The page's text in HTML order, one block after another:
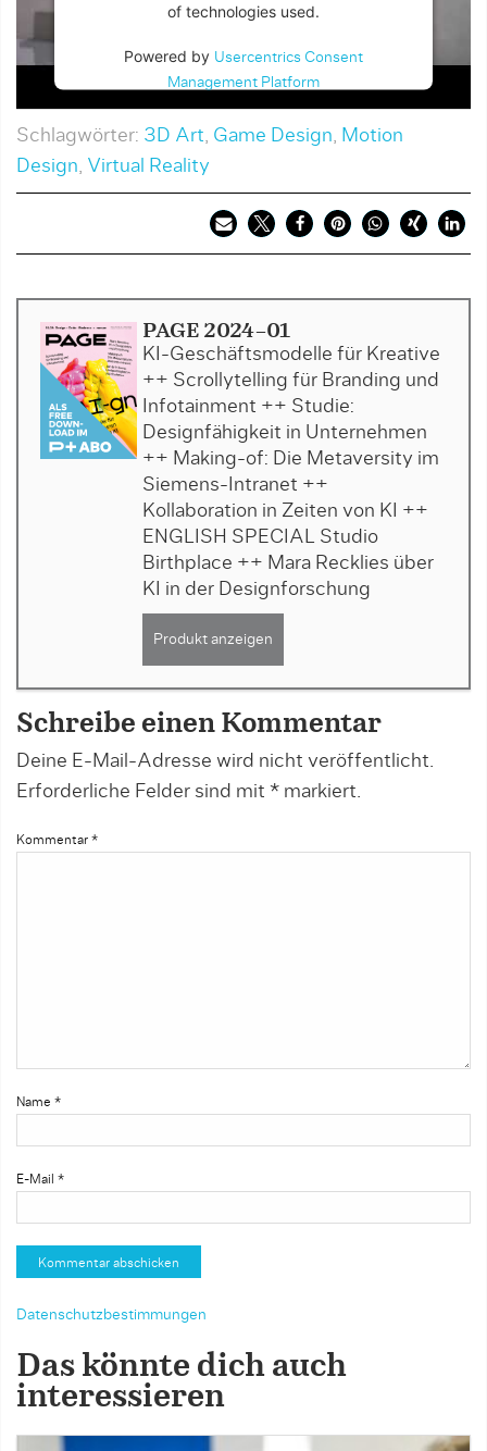
of technologies used.
Powered by Usercentrics Consent
Management Platform
Schlagwörter: 3D Art, Game Design, Motion
Design, Virtual Reality
PAGE 2024-01
KI-Geschäftsmodelle für Kreative
++ Scrollytelling für Branding und
Infotainment ++ Studie:
Designfähigkeit in Unternehmen
++ Making-of: Die Metaversity im
Siemens-Intranet ++
Kollaboration in Zeiten von KI ++
ENGLISH SPECIAL Studio
Birthplace ++ Mara Recklies über
KI in der Designforschung
Produkt anzeigen
Schreibe einen Kommentar
Deine E-Mail-Adresse wird nicht veröffentlicht.
Erforderliche Felder sind mit * markiert.
Kommentar *
Name *
E-Mail *
Datenschutzbestimmungen
Das könnte dich auch
interessieren